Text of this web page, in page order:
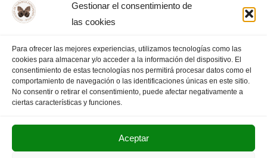
Gestionar el consentimiento de
las cookies
Para ofrecer las mejores experiencias, utilizamos tecnologías como las
cookies para almacenar y/o acceder a la información del dispositivo. El
consentimiento de estas tecnologías nos permitirá procesar datos como el
comportamiento de navegación o las identificaciones únicas en este sitio.
No consentir o retirar el consentimiento, puede afectar negativamente a
ciertas características y funciones.
Aceptar
« PÁGINA
ANTERIOR
1 … 3 4 5 6 7
… 13
PÁGINA
SIGUIENTE »